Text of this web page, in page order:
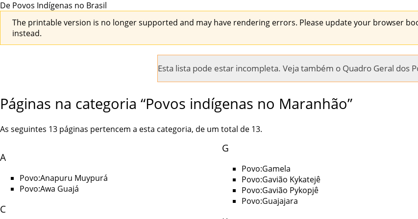
De Povos Indígenas no Brasil
The printable version is no longer supported and may have rendering errors. Please update your browser
instead.
Esta lista pode estar incompleta. Veja também o Quadro Geral dos
Páginas na categoria “Povos indígenas no Maranhão”
As seguintes 13 páginas pertencem a esta categoria, de um total de 13.
A
Povo:Anapuru Muypurá
Povo:Awa Guajá
C
G
Povo:Gamela
Povo:Gavião Kykatejê
Povo:Gavião Pykopjê
Povo:Guajajara